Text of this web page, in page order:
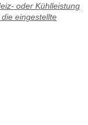
oder Kühlleistung
eingestellte